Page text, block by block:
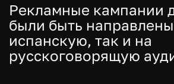
Рекламные кампании
были быть
испанскую, так и на
русскоговорящую